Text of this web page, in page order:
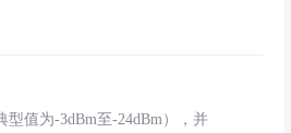
值为-3dBm至-24dBm），并